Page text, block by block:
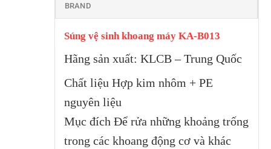
BRAND
Súng vệ sinh khoang máy KA-B013
Hãng sản xuất: KLCB – Trung Quốc
Chất liệu Hợp kim nhôm + PE
nguyên liệu
Mục đích Để rửa những khoảng trống
trong các khoang động cơ và khác